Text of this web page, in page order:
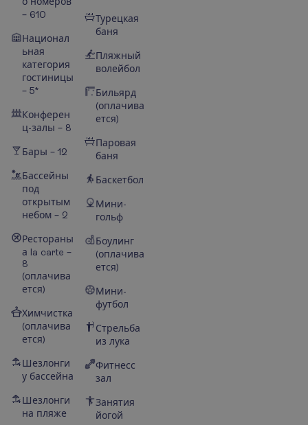
– 610
Национал
ьная
категория
гостиницы
– 5*
Конферен
ц-залы – 8
Бары – 12
Бассейны
под
открытым
небом – 2
Рестораны
а la carte –
8
(оплачива
ется)
Химчистка
(оплачива
ется)
Шезлонги
у бассейна
Шезлонги
на пляже
Турецкая
баня
Пляжный
волейбол
Бильярд
(оплачива
ется)
Паровая
баня
Баскетбол
Мини-
гольф
Боулинг
(оплачива
ется)
Мини-
футбол
Стрельба
из лука
Фитнесс
зал
Занятия
йогой